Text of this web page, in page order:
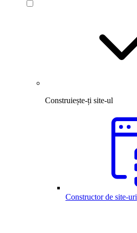
Construiește-ți site-ul
Constructor de site-uri